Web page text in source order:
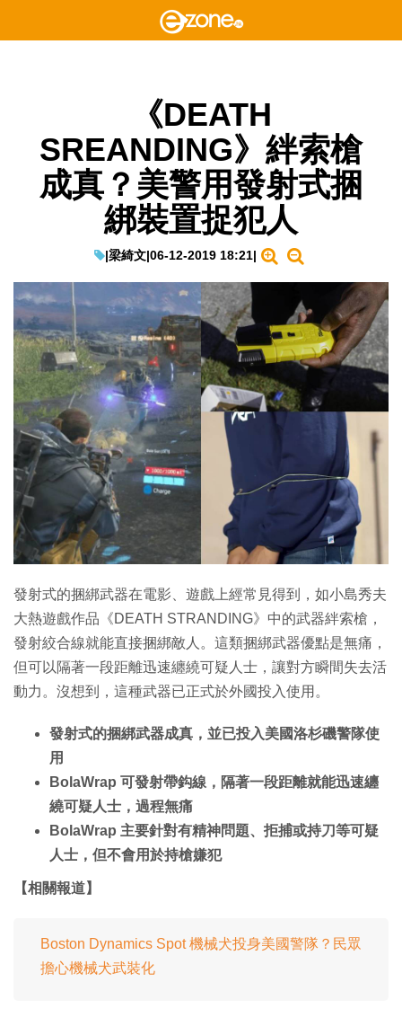
《DEATH
SREANDING》絆索槍
成真？美警用發射式捆
綁裝置捉犯人
|梁綺文|06-12-2019 18:21|
發射式的捆綁武器在電影、遊戲上經常見得到，如小島秀夫
大熱遊戲作品《DEATH STRANDING》中的武器絆索槍，
發射絞合線就能直接捆綁敵人。這類捆綁武器優點是無痛，
但可以隔著一段距離迅速纏繞可疑人士，讓對方瞬間失去活
動力。沒想到，這種武器已正式於外國投入使用。
發射式的捆綁武器成真，並已投入美國洛杉磯警隊使
用
BolaWrap 可發射帶鈎線，隔著一段距離就能迅速纏
繞可疑人士，過程無痛
BolaWrap 主要針對有精神問題、拒捕或持刀等可疑
人士，但不會用於持槍嫌犯
【相關報道】
Boston Dynamics Spot 機械犬投身美國警隊？民眾
擔心機械犬武裝化